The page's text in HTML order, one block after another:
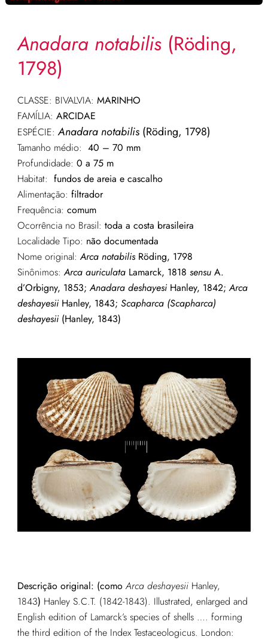
Anadara notabilis(Röding,
1798)
CLASSE: BIVALVIA: MARINHO
FAMÍLIA: ARCIDAE
ESPÉCIE:Anadara notabilis(Röding, 1798)
Tamanho médio: 40 – 70 mm
Profundidade: 0 a 75 m
Habitat: fundos de areia e cascalho
Alimentação: filtrador
Frequência: comum
Ocorrência no Brasil: toda a costa brasileira
Localidade Tipo: não documentada
Nome original:Arca notabilisRöding, 1798
Sinônimos:Arca auriculataLamarck, 1818 sensuA.
d’Orbigny, 1853;Anadara deshayesiHanley, 1842;Arca
deshayesiiHanley, 1843; Scapharca (Scapharca)
deshayesii(Hanley, 1843)
Descrição original: (como Arca deshayesiiHanley,
1843) Hanley S.C.T. (1842-1843). Illustrated, enlarged and
English edition of Lamarck’s species of shells …. forming
the third edition of the Index Testaceologicus. London: